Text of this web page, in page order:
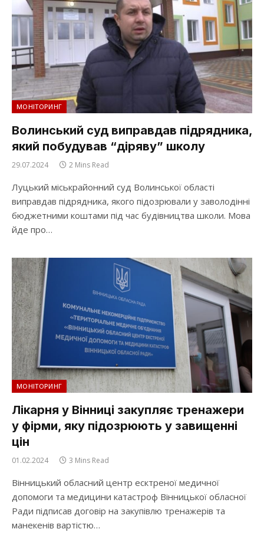
МОНІТОРИНГ
Волинський суд виправдав підрядника,
який побудував “діряву” школу
29.07.2024 2 Mins Read
Луцький міськрайонний суд Волинської області
виправдав підрядника, якого підозрювали у заволодінні
бюджетними коштами під час будівництва школи. Мова
йде про…
МОНІТОРИНГ
Лікарня у Вінниці закупляє тренажери
у фірми, яку підозрюють у завищенні
цін
01.02.2024 3 Mins Read
Вінницький обласний центр есктреної медичної
допомоги та медицини катастроф Вінницької обласної
Ради підписав договір на закупівлю тренажерів та
манекенів вартістю…